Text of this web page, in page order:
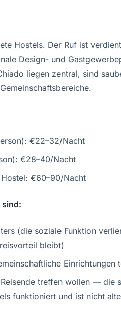
Hostels. Der Ruf ist
Design- und
liegen zentral, sind
€22–32/Nacht
€28–40/Nacht
€60–90/Nacht
sind:
(die soziale Funktion
bleibt)
Einrichtungen
treffen wollen — die
funktioniert und ist nicht